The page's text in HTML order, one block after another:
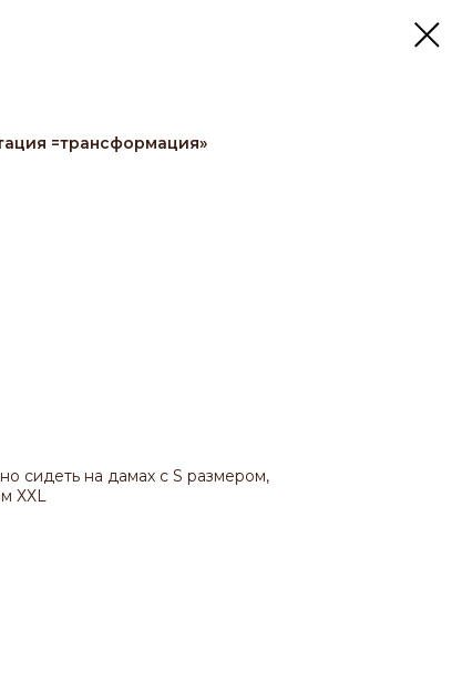
=трансформация»
сидеть на дамах с S размером,
ХХL